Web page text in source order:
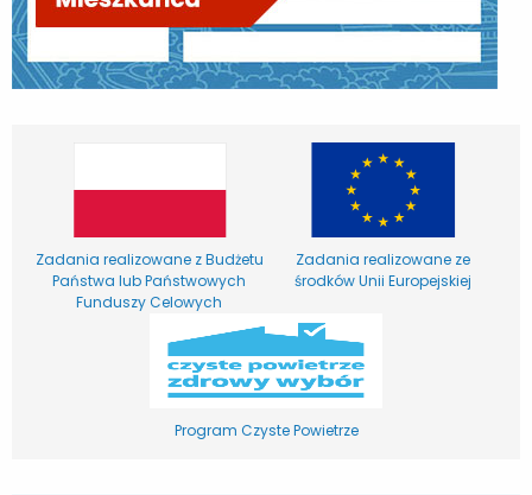
Zadania realizowane z Budżetu
Państwa lub Państwowych
Funduszy Celowych
Zadania realizowane ze
środków Unii Europejskiej
Program Czyste Powietrze